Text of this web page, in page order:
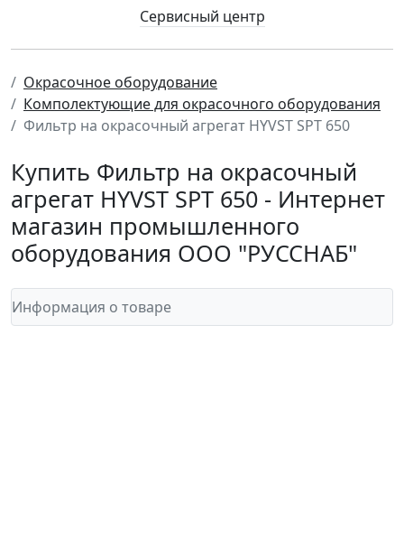
Сервисный центр
Окрасочное оборудование
Комполектующие для окрасочного оборудования
Фильтр на окрасочный агрегат HYVST SPT 650
Купить Фильтр на окрасочный
агрегат HYVST SPT 650 - Интернет
магазин промышленного
оборудования ООО "РУССНАБ"
Информация о товаре